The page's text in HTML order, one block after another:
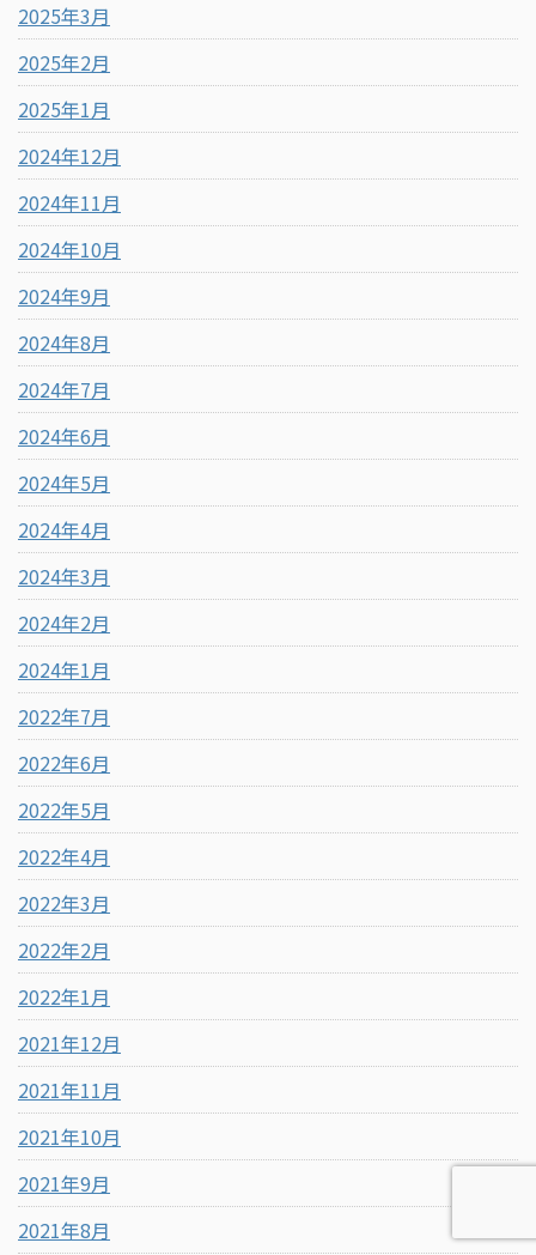
2025年3月
2025年2月
2025年1月
2024年12月
2024年11月
2024年10月
2024年9月
2024年8月
2024年7月
2024年6月
2024年5月
2024年4月
2024年3月
2024年2月
2024年1月
2022年7月
2022年6月
2022年5月
2022年4月
2022年3月
2022年2月
2022年1月
2021年12月
2021年11月
2021年10月
2021年9月
2021年8月